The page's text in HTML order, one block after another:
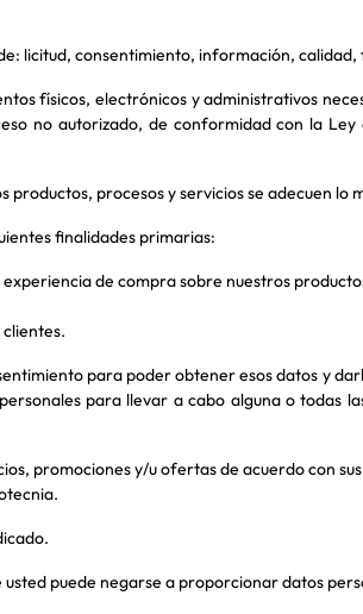
licitud, consentimiento, información,
físicos, electrónicos y administrativos
no autorizado, de conformidad con la
procesos y servicios se adecuen lo
finalidades primarias:
de compra sobre nuestros
para poder obtener esos datos y
para llevar a cabo alguna o todas
promociones y/u ofertas de acuerdo con
puede negarse a proporcionar datos